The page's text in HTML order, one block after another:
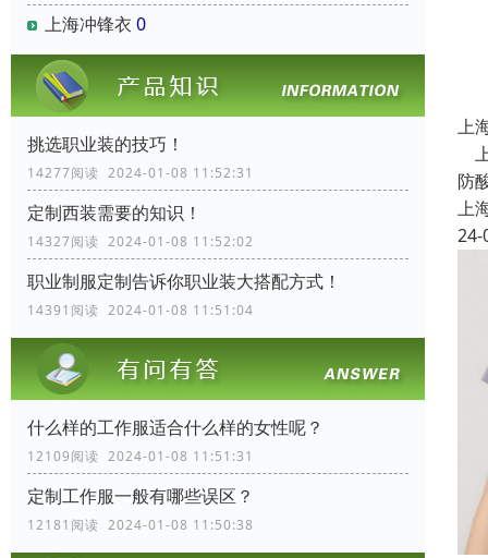
上海冲锋衣 0
挑选职业装的技巧！
14277阅读 2024-01-08 11:52:31
定制西装需要的知识！
14327阅读 2024-01-08 11:52:02
职业制服定制告诉你职业装大搭配方式！
14391阅读 2024-01-08 11:51:04
什么样的工作服适合什么样的女性呢？
12109阅读 2024-01-08 11:51:31
定制工作服一般有哪些误区？
12181阅读 2024-01-08 11:50:38
上
防
上
24-